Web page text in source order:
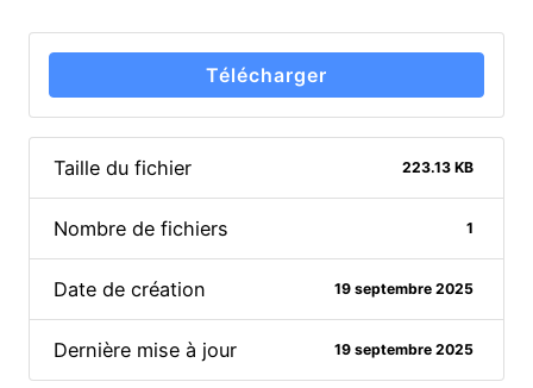
Télécharger
Taille du fichier 223.13 KB
Nombre de fichiers 1
Date de création 19 septembre 2025
Dernière mise à jour 19 septembre 2025